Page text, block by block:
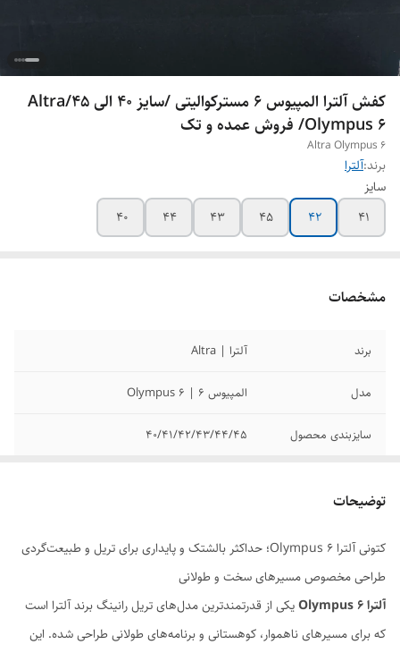
کفش آلترا المپیوس 6 مسترکوالیتی /سایز 40 الی 45/Altra
Olympus 6/ فروش عمده و تک
Altra Olympus 6
برند:آلترا
سایز
41
42
45
43
44
40
مشخصات
برند آلترا | Altra
مدل المپیوس 6 | Olympus 6
سایزبندی محصول 40/41/42/43/44/45
وضعیت کارکرد نو آکبند
توضیحات
کتونی آلترا Olympus 6؛ حداکثر بالشتک و پایداری برای تریل و طبیعت‌گردی
طراحی مخصوص مسیرهای سخت و طولانی
آلترا Olympus 6
یکی از قدرتمندترین مدل‌های تریل رانینگ برند آلترا است
که برای مسیرهای ناهموار، کوهستانی و برنامه‌های طولانی طراحی شده. این